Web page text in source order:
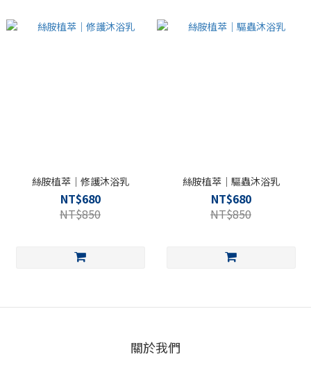
絲胺植萃｜修護沐浴乳
NT$680
NT$850
絲胺植萃｜驅蟲沐浴乳
NT$680
NT$850
關於我們